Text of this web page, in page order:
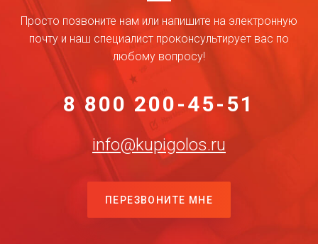
Просто позвоните нам или напишите на электронную
почту и наш специалист проконсультирует вас по
любому вопросу!
8 800 200-45-51
info@kupigolos.ru
ПЕРЕЗВОНИТЕ МНЕ